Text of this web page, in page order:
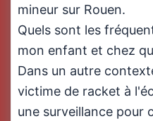
mineur sur Rouen.
Quels sont les
mon enfant et chez
Dans un autre
victime de racket à
une surveillance pour